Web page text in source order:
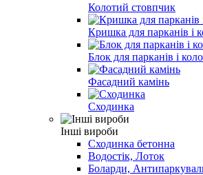
Колотий стовпчик
Кришка для парканів і
Блок для парканів і
Фасадний камінь
Сходинка
Інші вироби
Сходинка бетонна
Водостік, Лоток
Боларди,